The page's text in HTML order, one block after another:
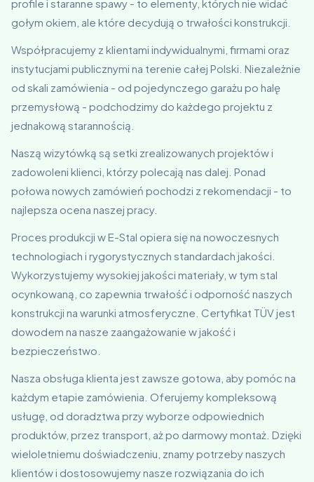
profile i staranne spawy - to elementy, których nie widać
gołym okiem, ale które decydują o trwałości konstrukcji.
Współpracujemy z klientami indywidualnymi, firmami oraz
instytucjami publicznymi na terenie całej Polski. Niezależnie
od skali zamówienia - od pojedynczego garażu po halę
przemysłową - podchodzimy do każdego projektu z
jednakową starannością.
Naszą wizytówką są setki zrealizowanych projektów i
zadowoleni klienci, którzy polecają nas dalej. Ponad
połowa nowych zamówień pochodzi z rekomendacji - to
najlepsza ocena naszej pracy.
Proces produkcji w E-Stal opiera się na nowoczesnych
technologiach i rygorystycznych standardach jakości.
Wykorzystujemy wysokiej jakości materiały, w tym stal
ocynkowaną, co zapewnia trwałość i odporność naszych
konstrukcji na warunki atmosferyczne. Certyfikat TÜV jest
dowodem na nasze zaangażowanie w jakość i
bezpieczeństwo.
Nasza obsługa klienta jest zawsze gotowa, aby pomóc na
każdym etapie zamówienia. Oferujemy kompleksową
usługę, od doradztwa przy wyborze odpowiednich
produktów, przez transport, aż po darmowy montaż. Dzięki
wieloletniemu doświadczeniu, znamy potrzeby naszych
klientów i dostosowujemy nasze rozwiązania do ich